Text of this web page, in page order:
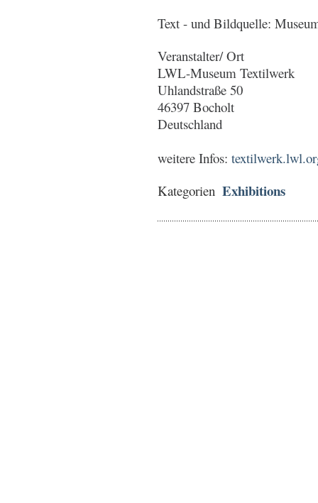
Text - und Bildquelle:
Veranstalter/ Ort
LWL-Museum Textilwerk
Uhlandstraße 50
46397 Bocholt
Deutschland
weitere Infos:
Kategorien Exhibitions